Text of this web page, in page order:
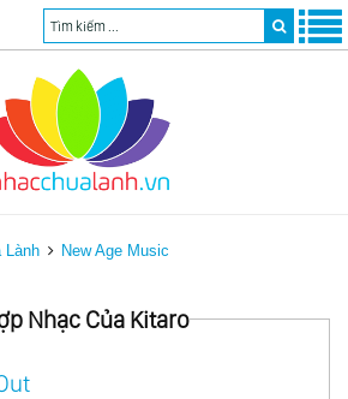
Lành New Age Music
Nhạc Của Kitaro